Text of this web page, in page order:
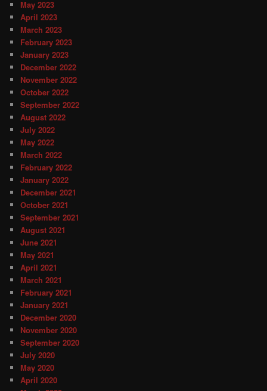
May 2023
April 2023
March 2023
February 2023
January 2023
December 2022
November 2022
October 2022
September 2022
August 2022
July 2022
May 2022
March 2022
February 2022
January 2022
December 2021
October 2021
September 2021
August 2021
June 2021
May 2021
April 2021
March 2021
February 2021
January 2021
December 2020
November 2020
September 2020
July 2020
May 2020
April 2020